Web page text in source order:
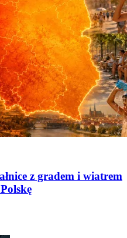
z gradem i wiatrem